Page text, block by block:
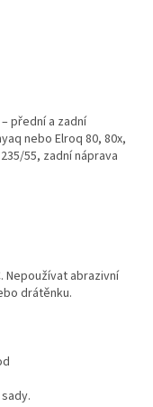
přední a zadní
nebo Elroq 80, 80x,
55, zadní náprava
Nepoužívat abrazivní
drátěnku.